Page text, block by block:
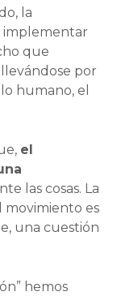
la
implementar
que
por
humano, el
el
las cosas. La
movimiento es
una cuestión
hemos